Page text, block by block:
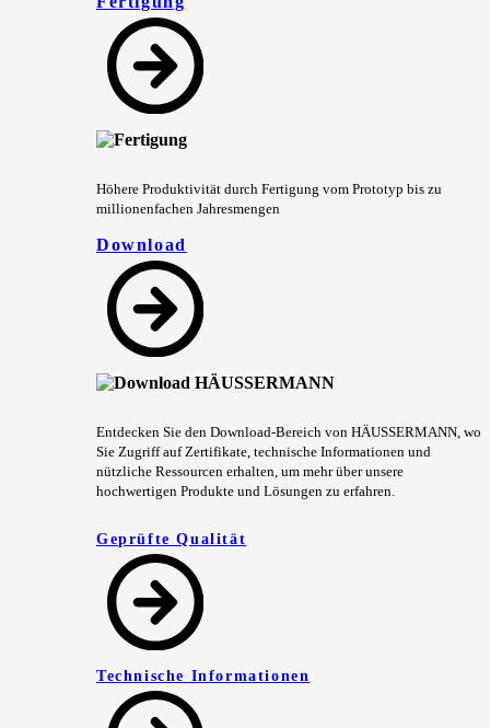
Höhere Produktivität durch Fertigung vom Prototyp bis zu
millionenfachen Jahresmengen
Download
Entdecken Sie den Download-Bereich von HÄUSSERMANN, wo
Sie Zugriff auf Zertifikate, technische Informationen und
nützliche Ressourcen erhalten, um mehr über unsere
hochwertigen Produkte und Lösungen zu erfahren.
Geprüfte Qualität
Technische Informationen